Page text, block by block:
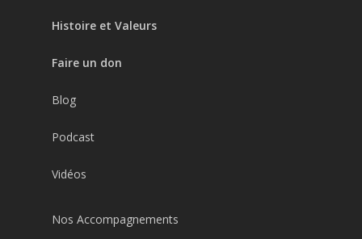
Histoire et Valeurs
Faire un don
Blog
Podcast
Vidéos
Nos Accompagnements